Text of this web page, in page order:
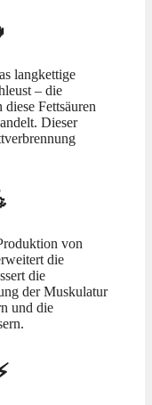
langkettige
– die
Fettsäuren
Dieser
von
die
die
der Muskulatur
und die